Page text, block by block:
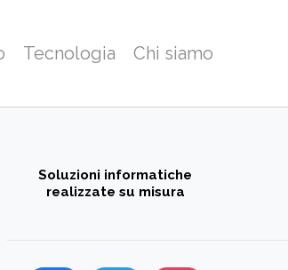
Tecnologia Chi siamo
Soluzioni informatiche
realizzate su misura